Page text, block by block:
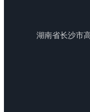
湖南省长沙市